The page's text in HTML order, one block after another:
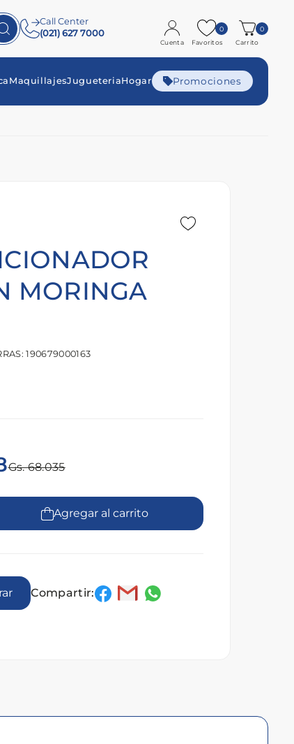
Call Center
(021) 627 7000
Cuenta Favoritos
0
Carrito
0
MaquillajesJugueteriaHogar Promociones
MORINGA
190679000163
Gs. 68.035
Agregar al carrito
Compartir: